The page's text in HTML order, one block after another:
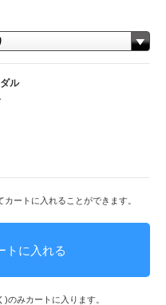
ル
ートに入れることができます。
トに入れる
のみカートに入ります。